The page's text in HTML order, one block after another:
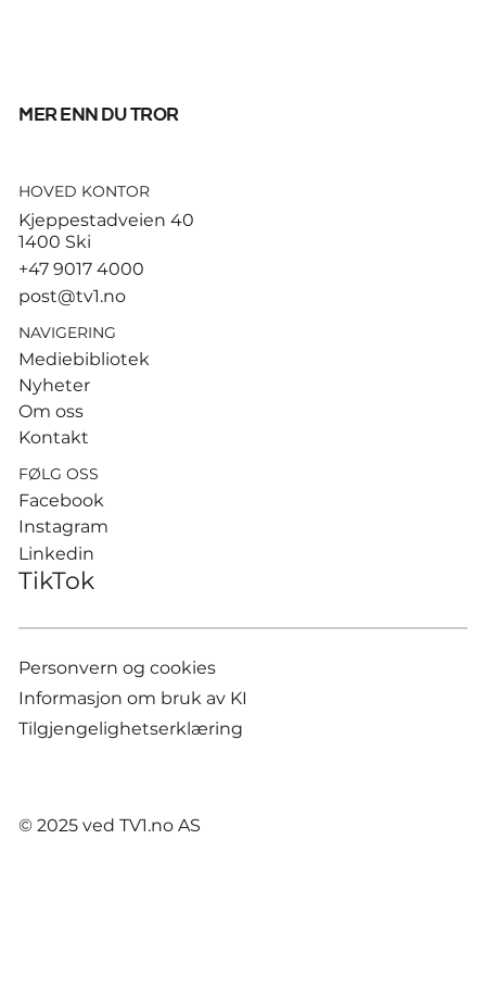
Tusenvis har dødd av varme i
dødsstatistikk
mer enn du tror
HOVED KONTOR
Kjeppestadveien 40
1400 Ski
+47 9017 4000
post@tv1.no
NAVIGERING
Mediebibliotek
Nyheter
Om oss
Kontakt
FØLG OSS
Facebook
Instagram
Linkedin
TikTok
Personvern og cookies
Informasjon om bruk av KI
Tilgjengelighetserklæring
© 2025 ved TV1.no AS